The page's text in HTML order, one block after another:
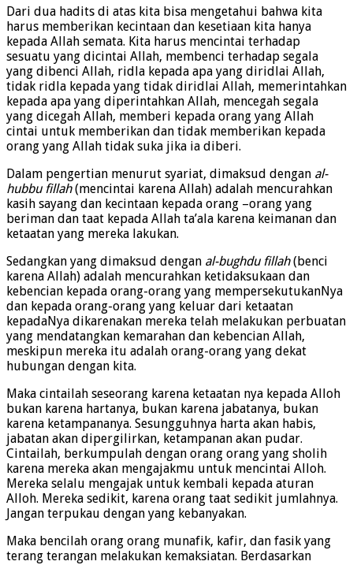
Dari dua hadits di atas kita bisa mengetahui bahwa kita
harus memberikan kecintaan dan kesetiaan kita hanya
kepada Allah semata. Kita harus mencintai terhadap
sesuatu yang dicintai Allah, membenci terhadap segala
yang dibenci Allah, ridla kepada apa yang diridlai Allah,
tidak ridla kepada yang tidak diridlai Allah, memerintahkan
kepada apa yang diperintahkan Allah, mencegah segala
yang dicegah Allah, memberi kepada orang yang Allah
cintai untuk memberikan dan tidak memberikan kepada
orang yang Allah tidak suka jika ia diberi.
Dalam pengertian menurut syariat, dimaksud dengan al-
hubbu fillah(mencintai karena Allah) adalah mencurahkan
kasih sayang dan kecintaan kepada orang –orang yang
beriman dan taat kepada Allah ta’ala karena keimanan dan
ketaatan yang mereka lakukan.
Sedangkan yang dimaksud dengan al-bughdu fillah(benci
karena Allah) adalah mencurahkan ketidaksukaan dan
kebencian kepada orang-orang yang mempersekutukanNya
dan kepada orang-orang yang keluar dari ketaatan
kepadaNya dikarenakan mereka telah melakukan perbuatan
yang mendatangkan kemarahan dan kebencian Allah,
meskipun mereka itu adalah orang-orang yang dekat
hubungan dengan kita.
Maka cintailah seseorang karena ketaatan nya kepada Alloh
bukan karena hartanya, bukan karena jabatanya, bukan
karena ketampananya. Sesungguhnya harta akan habis,
jabatan akan dipergilirkan, ketampanan akan pudar.
Cintailah, berkumpulah dengan orang orang yang sholih
karena mereka akan mengajakmu untuk mencintai Alloh.
Mereka selalu mengajak untuk kembali kepada aturan
Alloh. Mereka sedikit, karena orang taat sedikit jumlahnya.
Jangan terpukau dengan yang kebanyakan.
Maka bencilah orang orang munafik, kafir, dan fasik yang
terang terangan melakukan kemaksiatan. Berdasarkan